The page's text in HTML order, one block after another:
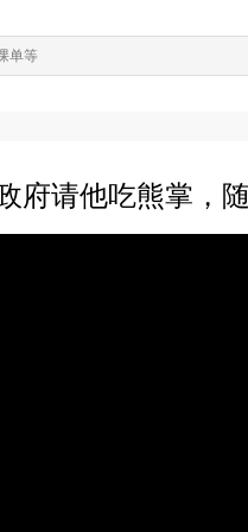
府请他吃熊掌，